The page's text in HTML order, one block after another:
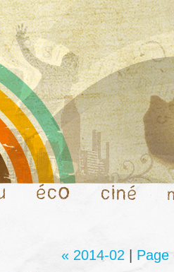
« 2014-02 Page